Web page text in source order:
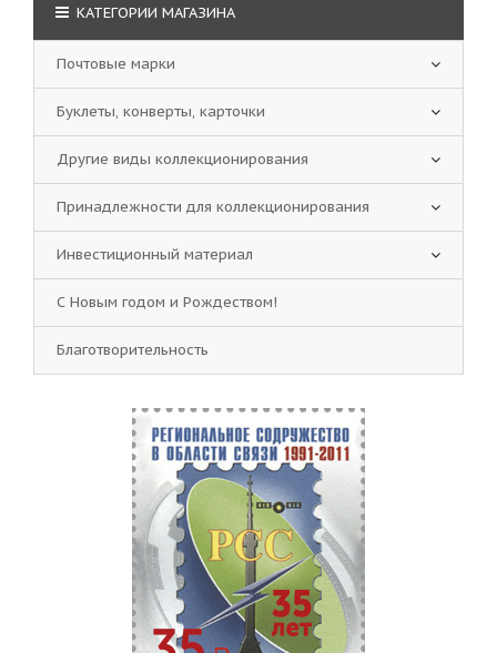
КАТЕГОРИИ МАГАЗИНА
Почтовые марки
Буклеты, конверты, карточки
Другие виды коллекционирования
Принадлежности для коллекционирования
Инвестиционный материал
С Новым годом и Рождеством!
Благотворительность